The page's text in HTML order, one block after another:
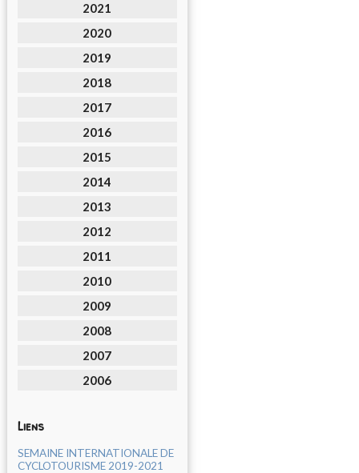
2021
2020
2019
2018
2017
2016
2015
2014
2013
2012
2011
2010
2009
2008
2007
2006
Liens
SEMAINE INTERNATIONALE DE
CYCLOTOURISME 2019-2021